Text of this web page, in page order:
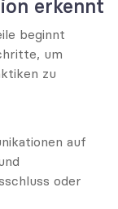
erkennt
beginnt
um
zu
auf
oder